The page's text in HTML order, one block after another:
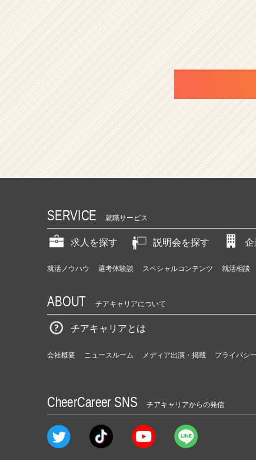
SERVICE 就職サービス
求人を探す 説明会を探す 企
就活ノウハウ 選考体験談 スペシャルコンテンツ 就活相談
ABOUT チアキャリアについて
チアキャリアとは
会社概要 ニュースルーム メディア出演・掲載 プライバシ
CheerCareer SNS チアキャリアからの発信